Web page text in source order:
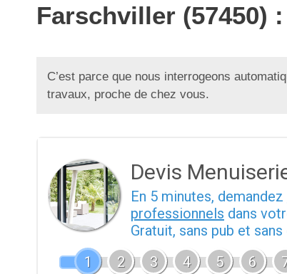
Farschviller (57450)
C’est parce que nous interrogeons
travaux, proche de chez vous.
Devis
En 5 minutes, demandez
professionnels dans
Gratuit, sans pub et
1
2 3 4 5 6